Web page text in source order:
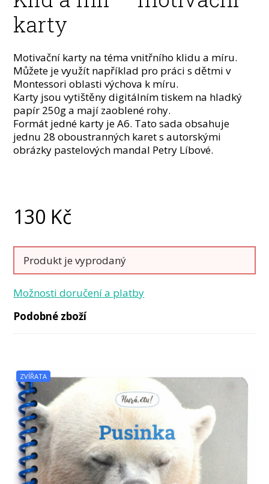
karty
Motivační karty na téma vnitřního klidu a míru.
Můžete je využít například pro práci s dětmi v
Montessori oblasti výchova k míru.
Karty jsou vytištěny digitálním tiskem na hladký
papír 250g a mají zaoblené rohy.
Formát jedné karty je A6. Tato sada obsahuje
jednu 28 oboustranných karet s autorskými
obrázky pastelových mandal Petry Líbové.
130 Kč
Produkt je vyprodaný
Možnosti doručení a platby
Podobné zboží
ZVÍŘATA
ZVÍŘATA